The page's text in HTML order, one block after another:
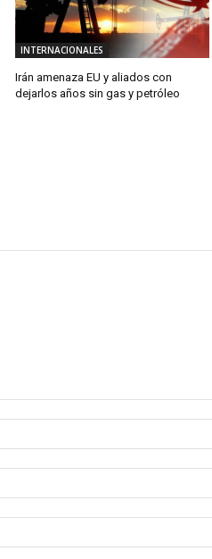
INTERNACIONALES
Irán amenaza EU y aliados con
dejarlos años sin gas y petróleo